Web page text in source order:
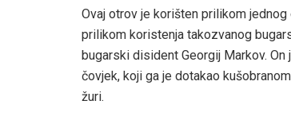
Ovaj otrov je korišten prilikom
prilikom koristenja takozvanog
bugarski disident Georgij Markov.
čovjek, koji ga je dotakao
žuri.